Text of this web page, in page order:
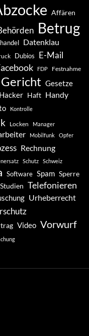
Affären
Betrug
Datenklau
Dubios E-Mail
FDP Festnahme
Gericht Gesetze
Hacker Haft Handy
Kontrolle
Locken Manager
Mobilfunk Opfer
Rechnung
Schutz Schweiz
Software Spam Sperre
Studien Telefonieren
Urheberrecht
Video Vorwurf